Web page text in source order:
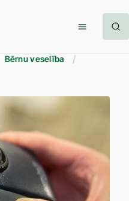
Bērnu veselība